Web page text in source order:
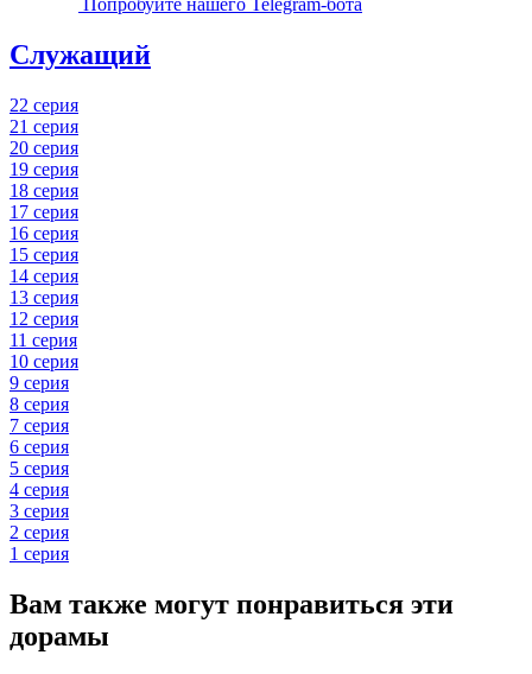
Попробуйте нашего Telegram-бота
Служащий
22 серия
21 серия
20 серия
19 серия
18 серия
17 серия
16 серия
15 серия
14 серия
13 серия
12 серия
11 серия
10 серия
9 серия
8 серия
7 серия
6 серия
5 серия
4 серия
3 серия
2 серия
1 серия
Вам также могут понравиться эти
дорамы